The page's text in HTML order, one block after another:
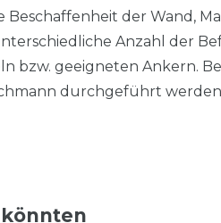
Beschaffenheit der Wand,
Anzahl der
bzw. geeigneten Ankern.
durchgeführt